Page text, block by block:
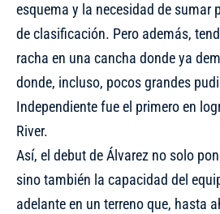
esquema y la necesidad de sumar
de clasificación. Pero además,
racha en una cancha donde ya
donde, incluso, pocos grandes
Independiente fue el primero en
River.
Así, el debut de Álvarez no solo
sino también la capacidad del
adelante en un terreno que, hasta